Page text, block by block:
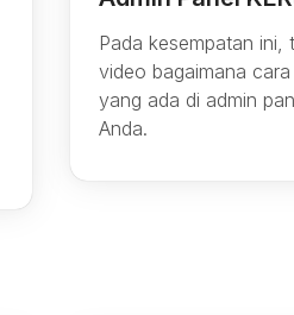
Pada kesempatan ini,
video bagaimana
yang ada di admin
Anda.